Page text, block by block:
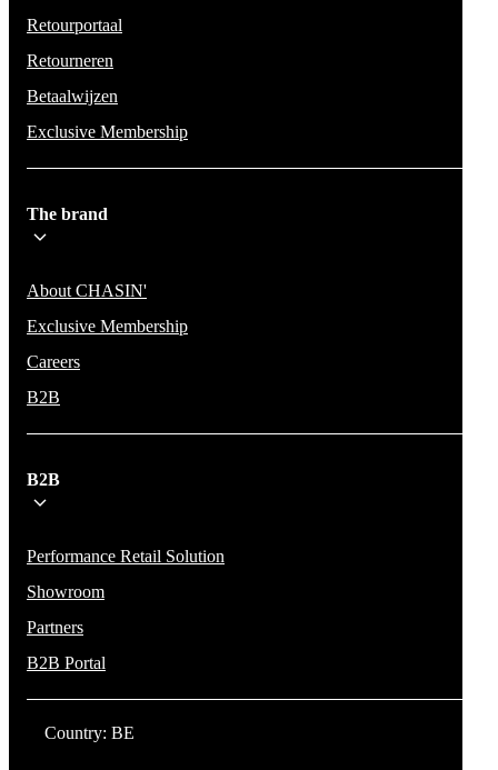
Retourportaal
Retourneren
Betaalwijzen
Exclusive Membership
The brand
About CHASIN'
Exclusive Membership
Careers
B2B
B2B
Performance Retail Solution
Showroom
Partners
B2B Portal
Country: BE